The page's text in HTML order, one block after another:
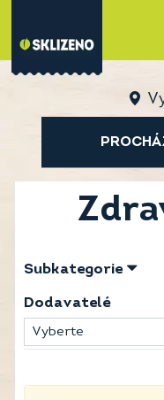
Subkategorie
Dodavatelé
Vyberte